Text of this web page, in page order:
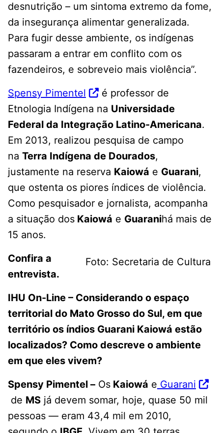
desnutrição – um sintoma extremo da fome,
da insegurança alimentar generalizada.
Para fugir desse ambiente, os indígenas
passaram a entrar em conflito com os
fazendeiros, e sobreveio mais violência”.
Spensy Pimentel
é professor de
Etnologia Indígena na Universidade
Federal da Integração Latino-Americana.
Em 2013, realizou pesquisa de campo
na Terra Indígena de Dourados,
justamente na reserva Kaiowá e Guarani,
que ostenta os piores índices de violência.
Como pesquisador e jornalista, acompanha
a situação dos Kaiowá e Guaranihá mais de
15 anos.
Foto: Secretaria de Cultura
Confira a
entrevista.
IHU On-Line – Considerando o espaço
territorial do Mato Grosso do Sul, em que
território os índios Guarani Kaiowá estão
localizados? Como descreve o ambiente
em que eles vivem?
Spensy Pimentel – Os Kaiowá e Guarani
de MS já devem somar, hoje, quase 50 mil
pessoas — eram 43,4 mil em 2010,